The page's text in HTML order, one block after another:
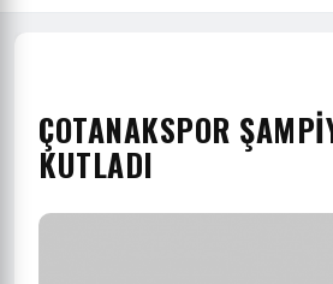
ÇOTANAKSPOR
KUTLADI